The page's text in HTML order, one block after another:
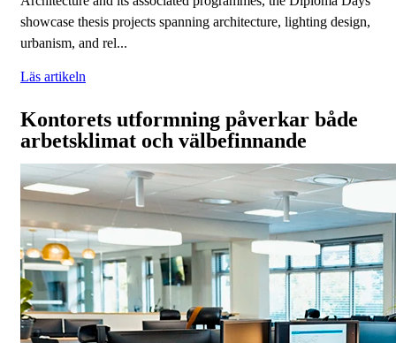
showcase thesis projects spanning architecture, lighting design,
urbanism, and rel...
Läs artikeln
Kontorets utformning påverkar både
arbetsklimat och välbefinnande